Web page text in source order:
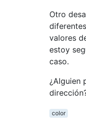
Otro
valores
estoy
caso.
¿Alguien
color